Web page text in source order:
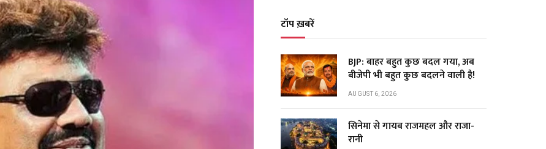
टॉप ख़बरें
BJP: बाहर बहुत कुछ बदल गया, अब
बीजेपी भी बहुत कुछ बदलने वाली है!
AUGUST 6, 2026
सिनेमा से गायब राजमहल और राजा-
रानी